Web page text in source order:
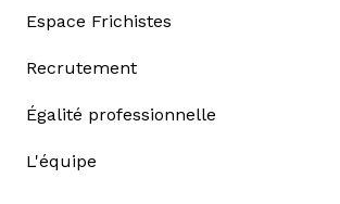
Espace Frichistes
Recrutement
Égalité professionnelle
L'équipe